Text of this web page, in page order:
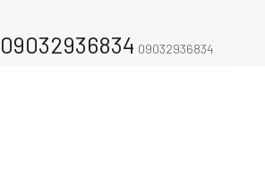
09032936834 09032936834